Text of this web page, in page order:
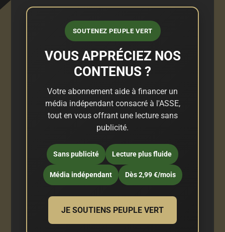
SOUTENEZ PEUPLE VERT
VOUS APPRÉCIEZ NOS
CONTENUS ?
Votre abonnement aide à financer un
média indépendant consacré à l'ASSE,
tout en vous offrant une lecture sans
publicité.
Sans publicité Lecture plus fluide
Média indépendant Dès 2,99 €/mois
JE SOUTIENS PEUPLE VERT